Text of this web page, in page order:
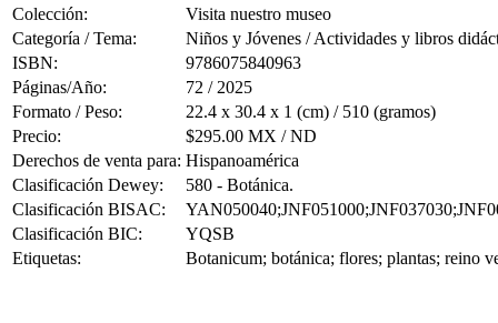
Colección:
Visita nuestro museo
Categoría / Tema:
Niños y Jóvenes / Actividades y libros
ISBN:
9786075840963
Páginas/Año:
72 / 2025
Formato / Peso:
22.4 x 30.4 x 1 (cm) / 510 (gramos)
Precio:
$295.00 MX / ND
Derechos de venta para: Hispanoamérica
Clasificación Dewey:
580 - Botánica.
Clasificación BISAC:
Clasificación BIC:
YQSB
Etiquetas:
Botanicum; botánica; flores; plantas; reino